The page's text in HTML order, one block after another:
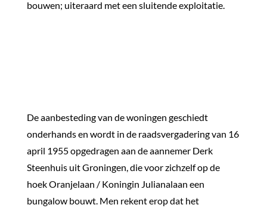
bouwen; uiteraard met een sluitende exploitatie.
De aanbesteding van de woningen geschiedt
onderhands en wordt in de raadsvergadering van 16
april 1955 opgedragen aan de aannemer Derk
Steenhuis uit Groningen, die voor zichzelf op de
hoek Oranjelaan / Koningin Julianalaan een
bungalow bouwt. Men rekent erop dat het